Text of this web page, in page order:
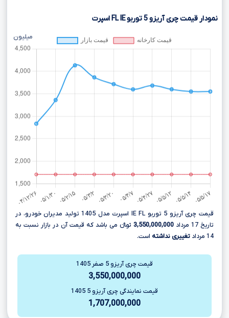
نمودار قیمت چری آریزو5توربوIE
FLاسپرت
میلیون
قیمت چری آریزو 5 توربو IE FL اسپرت مدل 1405 تولید مدیران خودرو، در
تاریخ 17 مرداد
3,550,000,000 تومانءءء می باشد که قیمت آن در بازار نسبت به
14 مرداد
تغییری نداشته است.
قیمت چری آریزو 5 صفر 1405
3,550,000,000
قیمت نمایندگی چری آریزو 5 1405
1,707,000,000